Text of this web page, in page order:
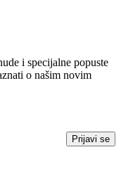
i specijalne popuste
o našim novim